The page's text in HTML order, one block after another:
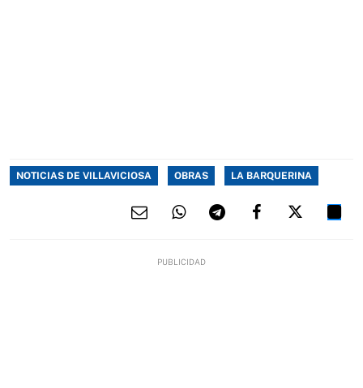
NOTICIAS DE VILLAVICIOSA OBRAS LA BARQUERINA